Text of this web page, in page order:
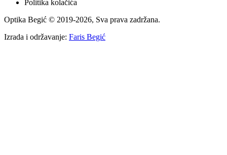
Politika kolačića
Optika Begić © 2019-2026, Sva prava zadržana.
Izrada i održavanje: Faris Begić